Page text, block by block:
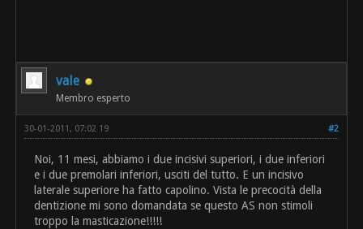
vale
Membro esperto
#2
30-01-2011, 07:02 19
Noi, 11 mesi, abbiamo i due incisivi superiori, i due inferiori
e i due premolari inferiori, usciti del tutto. E un incisivo
laterale superiore ha fatto capolino. Vista le precocità della
dentizione mi sono domandata se questo AS non stimoli
troppo la masticazione!!!!!